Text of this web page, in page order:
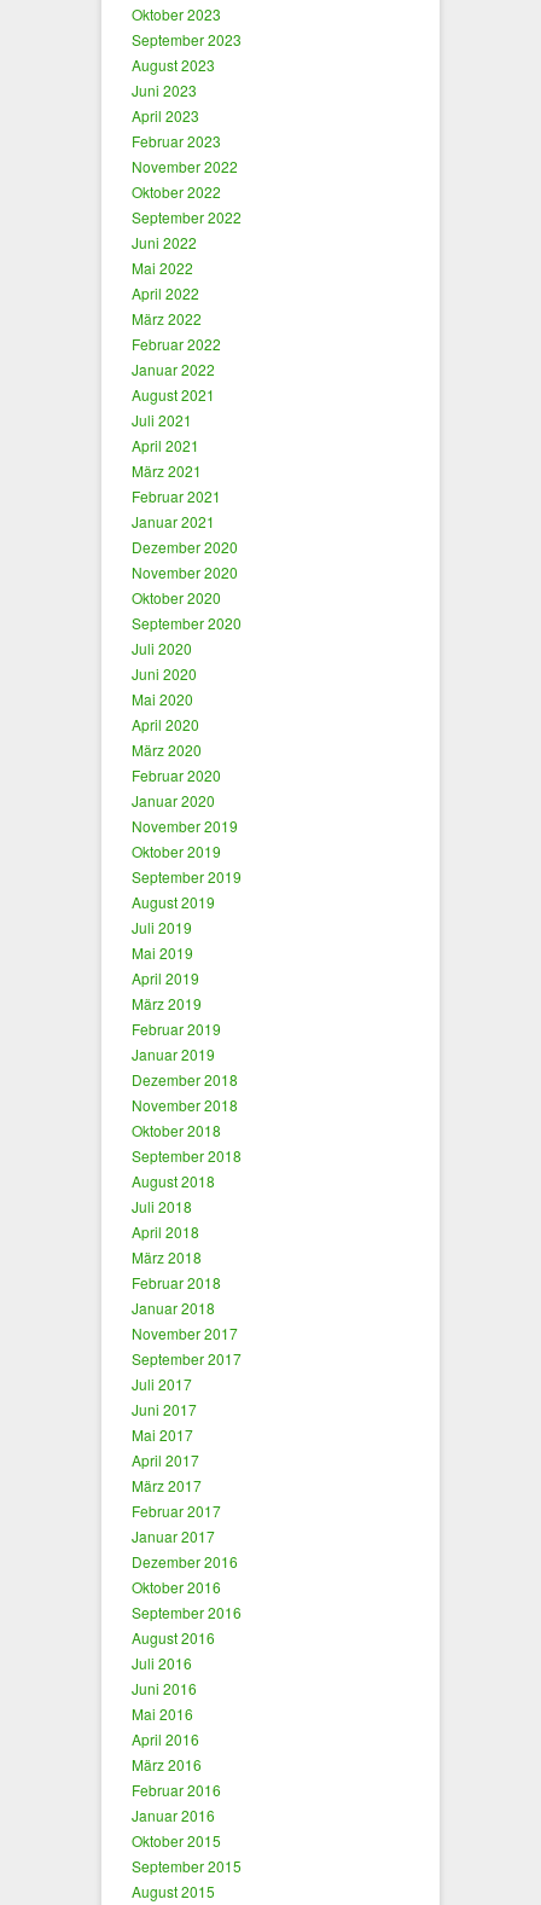
Oktober 2023
September 2023
August 2023
Juni 2023
April 2023
Februar 2023
November 2022
Oktober 2022
September 2022
Juni 2022
Mai 2022
April 2022
März 2022
Februar 2022
Januar 2022
August 2021
Juli 2021
April 2021
März 2021
Februar 2021
Januar 2021
Dezember 2020
November 2020
Oktober 2020
September 2020
Juli 2020
Juni 2020
Mai 2020
April 2020
März 2020
Februar 2020
Januar 2020
November 2019
Oktober 2019
September 2019
August 2019
Juli 2019
Mai 2019
April 2019
März 2019
Februar 2019
Januar 2019
Dezember 2018
November 2018
Oktober 2018
September 2018
August 2018
Juli 2018
April 2018
März 2018
Februar 2018
Januar 2018
November 2017
September 2017
Juli 2017
Juni 2017
Mai 2017
April 2017
März 2017
Februar 2017
Januar 2017
Dezember 2016
Oktober 2016
September 2016
August 2016
Juli 2016
Juni 2016
Mai 2016
April 2016
März 2016
Februar 2016
Januar 2016
Oktober 2015
September 2015
August 2015